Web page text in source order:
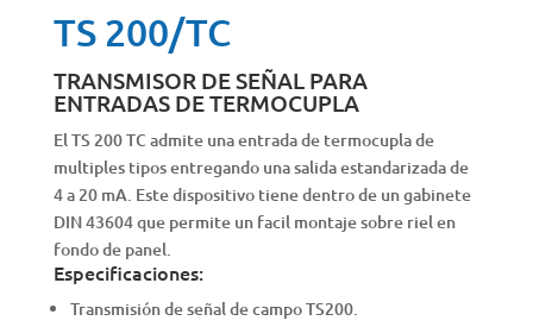
TS 200/TC
TRANSMISOR DE SEÑAL PARA
ENTRADAS DE TERMOCUPLA
El TS 200 TC admite una entrada de termocupla de
multiples tipos entregando una salida estandarizada de
4 a 20 mA. Este dispositivo tiene dentro de un gabinete
DIN 43604 que permite un facil montaje sobre riel en
fondo de panel.
Especificaciones:
Transmisión de señal de campo TS200.